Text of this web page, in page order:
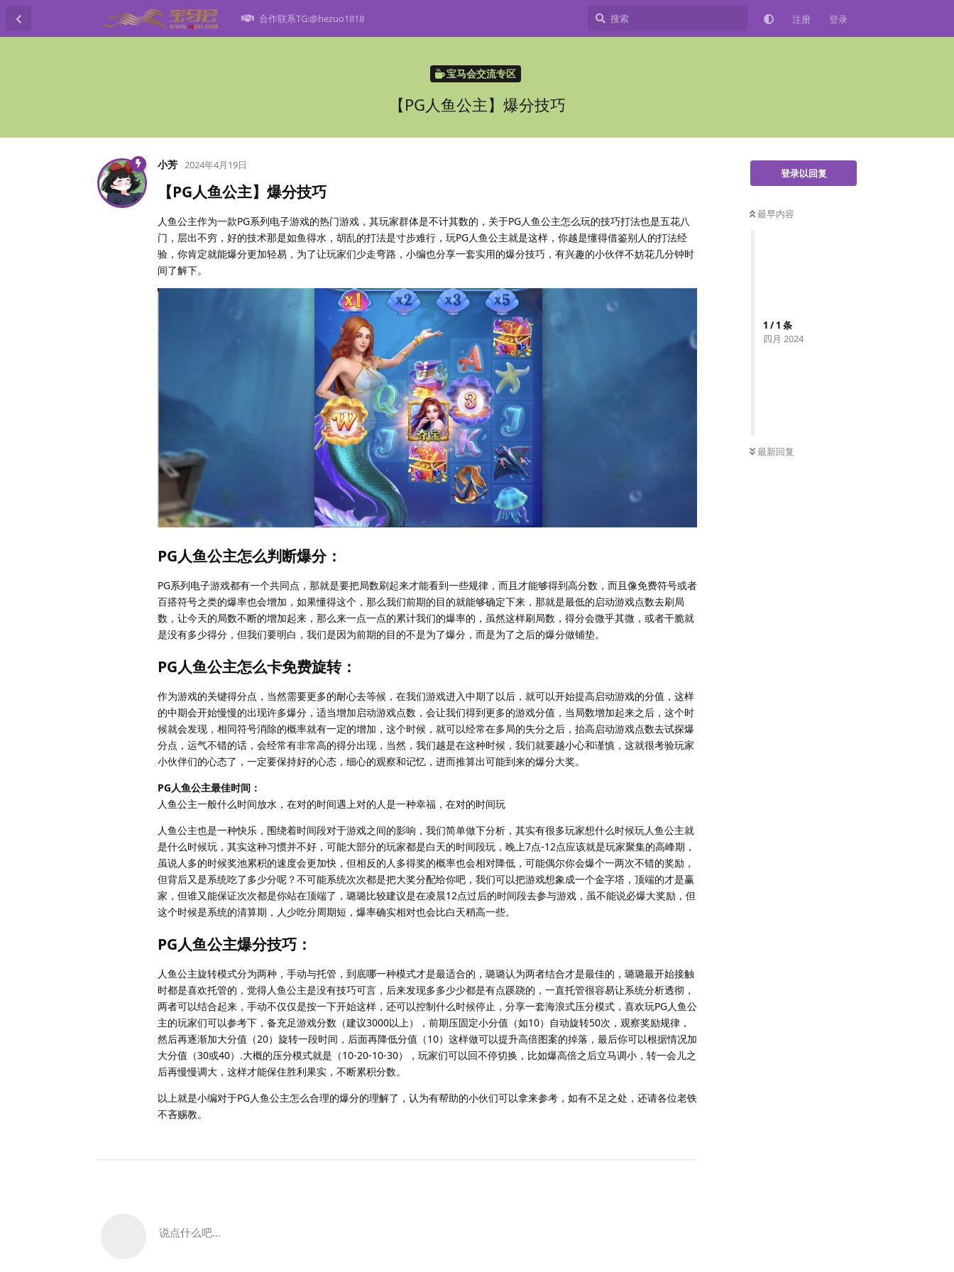
合作联系TG:@hezuo1818 注册 登录
宝马会交流专区
【PG人鱼公主】爆分技巧
登录以回复
最早内容
1 /1 条
四月 2024
最新回复
小芳 2024年4月19日
【PG人鱼公主】爆分技巧
人鱼公主作为一款PG系列电子游戏的热门游戏，其玩家群体是不计其数的，关于PG人鱼公主怎么玩的技巧打法也是五花八
门，层出不穷，好的技术那是如鱼得水，胡乱的打法是寸步难行，玩PG人鱼公主就是这样，你越是懂得借鉴别人的打法经
验，你肯定就能爆分更加轻易，为了让玩家们少走弯路，小编也分享一套实用的爆分技巧，有兴趣的小伙伴不妨花几分钟时
间了解下。
PG人鱼公主怎么判断爆分：
PG系列电子游戏都有一个共同点，那就是要把局数刷起来才能看到一些规律，而且才能够得到高分数，而且像免费符号或者
百搭符号之类的爆率也会增加，如果懂得这个，那么我们前期的目的就能够确定下来，那就是最低的启动游戏点数去刷局
数，让今天的局数不断的增加起来，那么来一点一点的累计我们的爆率的，虽然这样刷局数，得分会微乎其微，或者干脆就
是没有多少得分，但我们要明白，我们是因为前期的目的不是为了爆分，而是为了之后的爆分做铺垫。
PG人鱼公主怎么卡免费旋转：
作为游戏的关键得分点，当然需要更多的耐心去等候，在我们游戏进入中期了以后，就可以开始提高启动游戏的分值，这样
的中期会开始慢慢的出现许多爆分，适当增加启动游戏点数，会让我们得到更多的游戏分值，当局数增加起来之后，这个时
候就会发现，相同符号消除的概率就有一定的增加，这个时候，就可以经常在多局的失分之后，抬高启动游戏点数去试探爆
分点，运气不错的话，会经常有非常高的得分出现，当然，我们越是在这种时候，我们就要越小心和谨慎，这就很考验玩家
小伙伴们的心态了，一定要保持好的心态，细心的观察和记忆，进而推算出可能到来的爆分大奖。
PG人鱼公主最佳时间：
人鱼公主一般什么时间放水，在对的时间遇上对的人是一种幸福，在对的时间玩
人鱼公主也是一种快乐，围绕着时间段对于游戏之间的影响，我们简单做下分析，其实有很多玩家想什么时候玩人鱼公主就
是什么时候玩，其实这种习惯并不好，可能大部分的玩家都是白天的时间段玩，晚上7点-12点应该就是玩家聚集的高峰期，
虽说人多的时候奖池累积的速度会更加快，但相反的人多得奖的概率也会相对降低，可能偶尔你会爆个一两次不错的奖励，
但背后又是系统吃了多少分呢？不可能系统次次都是把大奖分配给你吧，我们可以把游戏想象成一个金字塔，顶端的才是赢
家，但谁又能保证次次都是你站在顶端了，璐璐比较建议是在凌晨12点过后的时间段去参与游戏，虽不能说必爆大奖励，但
这个时候是系统的清算期，人少吃分周期短，爆率确实相对也会比白天稍高一些。
PG人鱼公主爆分技巧：
人鱼公主旋转模式分为两种，手动与托管，到底哪一种模式才是最适合的，璐璐认为两者结合才是最佳的，璐璐最开始接触
时都是喜欢托管的，觉得人鱼公主是没有技巧可言，后来发现多多少少都是有点蹊跷的，一直托管很容易让系统分析透彻，
两者可以结合起来，手动不仅仅是按一下开始这样，还可以控制什么时候停止，分享一套海浪式压分模式，喜欢玩PG人鱼公
主的玩家们可以参考下，备充足游戏分数（建议3000以上），前期压固定小分值（如10）自动旋转50次，观察奖励规律，
然后再逐渐加大分值（20）旋转一段时间，后面再降低分值（10）这样做可以提升高倍图案的掉落，最后你可以根据情况加
大分值（30或40）.大概的压分模式就是（10-20-10-30），玩家们可以回不停切换，比如爆高倍之后立马调小，转一会儿之
后再慢慢调大，这样才能保住胜利果实，不断累积分数。
以上就是小编对于PG人鱼公主怎么合理的爆分的理解了，认为有帮助的小伙们可以拿来参考，如有不足之处，还请各位老铁
不吝赐教。
说点什么吧...